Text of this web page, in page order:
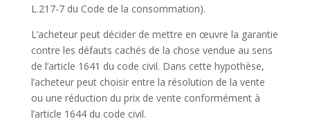
L.217-7 du Code de la consommation).
L’acheteur peut décider de mettre en œuvre la garantie
contre les défauts cachés de la chose vendue au sens
de l’article 1641 du code civil. Dans cette hypothèse,
l’acheteur peut choisir entre la résolution de la vente
ou une réduction du prix de vente conformément à
l’article 1644 du code civil.